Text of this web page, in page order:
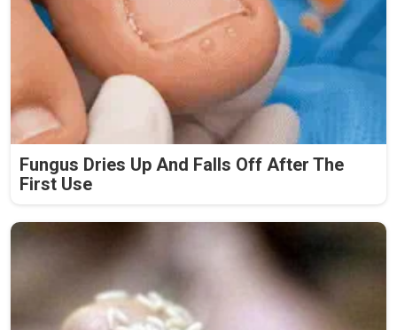
Fungus Dries Up And Falls Off After The
First Use